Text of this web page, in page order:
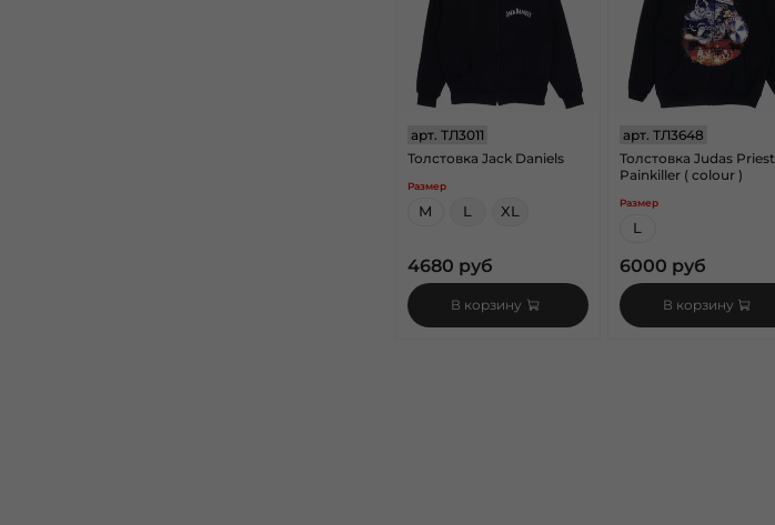
арт. ТЛ3011
Толстовка Jack Daniels
Размер
M L XL
4680 руб
В корзину
арт. ТЛ3648
Толстовка Judas Priest
Painkiller ( colour )
Размер
L
6000 руб
В корзину